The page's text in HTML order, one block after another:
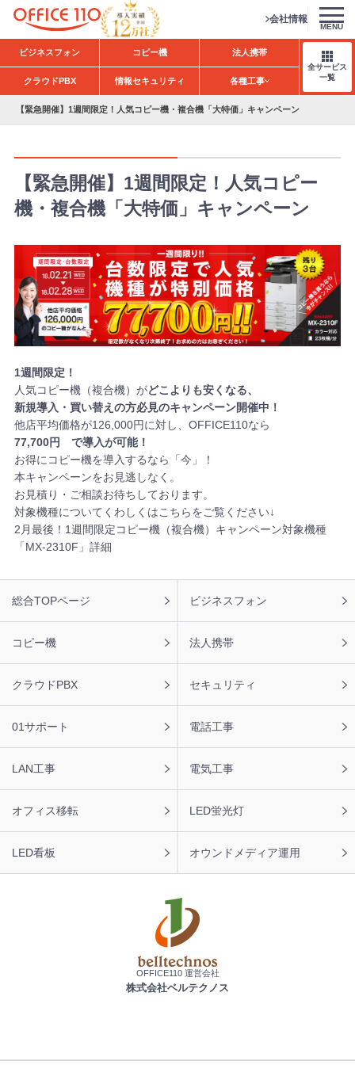
H
o
会社情報
MENU
ビジネスフォン コピー機 法人携帯
クラウドPBX 情報セキュリティ 各種工事
全サービス
一覧
【緊急開催】1週間限定！人気コピー機・複合機「大特価」キャンペーン
【緊急開催】1週間限定！人気コピー
機・複合機「大特価」キャンペーン
1週間限定！
人気コピー機（複合機）がどこよりも安くなる、
新規導入・買い替えの方必見のキャンペーン開催中！
他店平均価格が126,000円に対し、OFFICE110なら
77,700円 で導入が可能！
お得にコピー機を導入するなら「今」！
本キャンペーンをお見逃しなく。
お見積り・ご相談お待ちしております。
対象機種についてくわしくはこちらをご覧ください↓
2月最後！1週間限定コピー機（複合機）キャンペーン対象機種
「MX-2310F」詳細
ッ
タ
総合TOPページ ビジネスフォン
コピー機 法人携帯
クラウドPBX セキュリティ
01サポート 電話工事
LAN工事 電気工事
オフィス移転 LED蛍光灯
LED看板 オウンドメディア運用
OFFICE110 運営会社
株式会社ベルテクノス